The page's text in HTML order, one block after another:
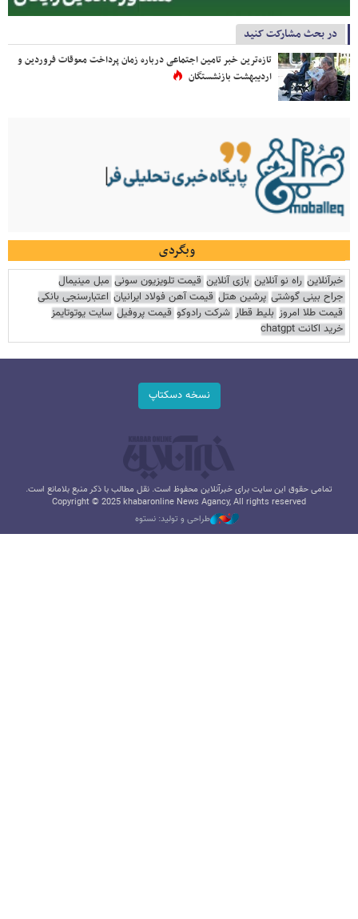
در بحث مشارکت کنید
تازه‌ترین خبر تامین اجتماعی درباره زمان پرداخت معوقات فروردین و
اردیبهشت بازنشستگان
وبگردی
خبرآنلاین راه نو آنلاین بازی آنلاین قیمت تلویزیون سونی مبل مینیمال
جراح بینی گوشتی پرشین هتل قیمت آهن فولاد ایرانیان اعتبارسنجی بانکی
قیمت طلا امروز بلیط قطار شرکت رادوکو قیمت پروفیل سایت یوتوتایمز
خرید اکانت chatgpt
نسخه دسکتاپ
تمامی حقوق این سایت برای خبرآنلاین محفوظ است. نقل مطالب با ذکر منبع بلامانع است.
Copyright © 2025 khabaronline News Agancy, All rights reserved
طراحی و تولید: نستوه